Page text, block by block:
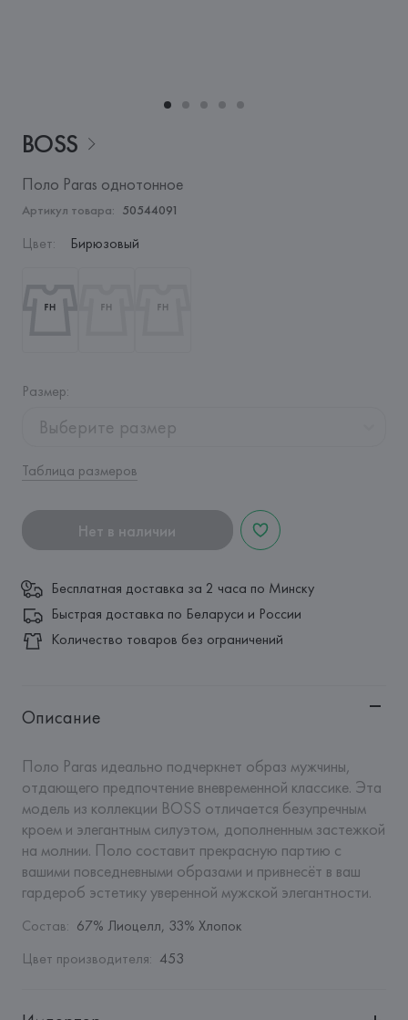
BOSS
Поло Paras однотонное
Артикул товара: 50544091
Цвет: Бирюзовый
Размер:
Выберите размер
Таблица размеров
Нет в наличии
Бесплатная доставка за 2 часа по Минску
Быстрая доставка по Беларуси и России
Количество товаров без ограничений
Описание
Поло Paras идеально подчеркнет образ мужчины,
отдающего предпочтение вневременной классике. Эта
модель из коллекции BOSS отличается безупречным
кроем и элегантным силуэтом, дополненным застежкой
на молнии. Поло составит прекрасную партию с
вашими повседневными образами и привнесёт в ваш
гардероб эстетику уверенной мужской элегантности.
Состав: 67% Лиоцелл, 33% Хлопок
Цвет производителя: 453